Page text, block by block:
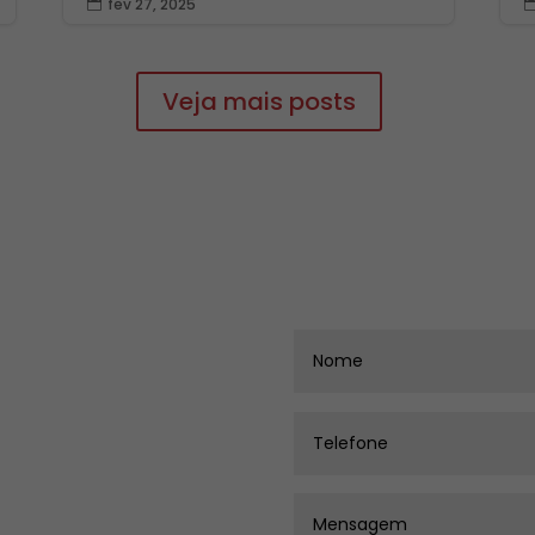

Veja mais posts